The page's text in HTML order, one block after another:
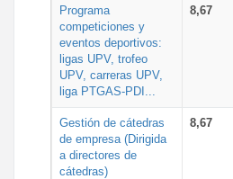
Programa
competiciones y
eventos deportivos:
ligas UPV, trofeo
UPV, carreras UPV,
liga PTGAS-PDI...
8,67
Gestión de cátedras
de empresa (Dirigida
a directores de
cátedras)
8,67